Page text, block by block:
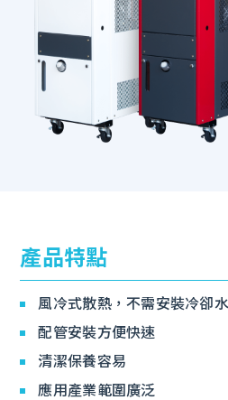
產品特點
風冷式散熱，不需安裝冷卻
配管安裝方便快速
清潔保養容易
應用產業範圍廣泛